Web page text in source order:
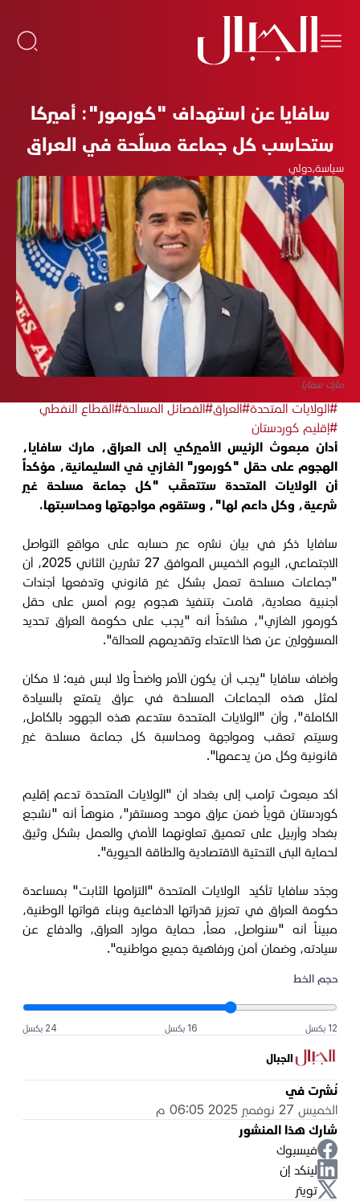
سافايا عن استهداف "كورمور": أميركا
ستحاسب كل جماعة مسلّحة في العراق
سياسة،دولي
مارك سفايا
#الولايات المتحدة#العراق#الفصائل المسلحة#القطاع النفطي
#إقليم كوردستان
أدان مبعوث الرئيس الأميركي إلى العراق، مارك سافايا،
الهجوم على حقل "كورمور" الغازي في السليمانية، مؤكداً
أن الولايات المتحدة ستتعقّب "كل جماعة مسلحة غير
شرعية، وكل داعم لها"، وستقوم مواجهتها ومحاسبتها.
سافايا ذكر في بيان نشره عبر حسابه على مواقع التواصل
الاجتماعي، اليوم الخميس الموافق 27 تشرين الثاني 2025، أن
"جماعات مسلحة تعمل بشكل غير قانوني وتدفعها أجندات
أجنبية معادية، قامت بتنفيذ هجوم يوم أمس على حقل
كورمور الغازي"، مشدّداً أنه "يجب على حكومة العراق تحديد
المسؤولين عن هذا الاعتداء وتقديمهم للعدالة".
وأضاف سافايا "يجب أن يكون الأمر واضحاً ولا لبس فيه: لا مكان
لمثل هذه الجماعات المسلحة في عراق يتمتع بالسيادة
الكاملة"، وأن "الولايات المتحدة ستدعم هذه الجهود بالكامل،
وسيتم تعقب ومواجهة ومحاسبة كل جماعة مسلحة غير
قانونية وكل من يدعمها".
أكد مبعوث ترامب إلى بغداد أن "الولايات المتحدة تدعم إقليم
كوردستان قوياً ضمن عراق موحد ومستقر"، منوهاً أنه "نشجع
بغداد وأربيل على تعميق تعاونهما الأمني والعمل بشكل وثيق
لحماية البنى التحتية الاقتصادية والطاقة الحيوية".
وجدّد سافايا تأكيد الولايات المتحدة "التزامها الثابت" بمساعدة
حكومة العراق في تعزيز قدراتها الدفاعية وبناء قواتها الوطنية،
مبيناً أنه "سنواصل، معاً، حماية موارد العراق، والدفاع عن
سيادته، وضمان أمن ورفاهية جميع مواطنيه".
حجم الخط
12 بكسل 16 بكسل 24 بكسل
الجبال
نُشرت في
الخميس 27 نوفمبر 2025 06:05 م
شارك هذا المنشور
فيسبوك
لينكد إن
تويتر